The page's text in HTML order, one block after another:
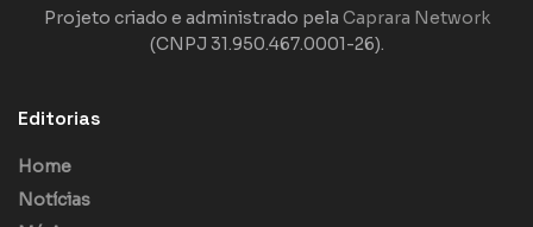
Projeto criado e administrado pela Caprara Network
(CNPJ 31.950.467.0001-26).
Editorias
Home
Notícias